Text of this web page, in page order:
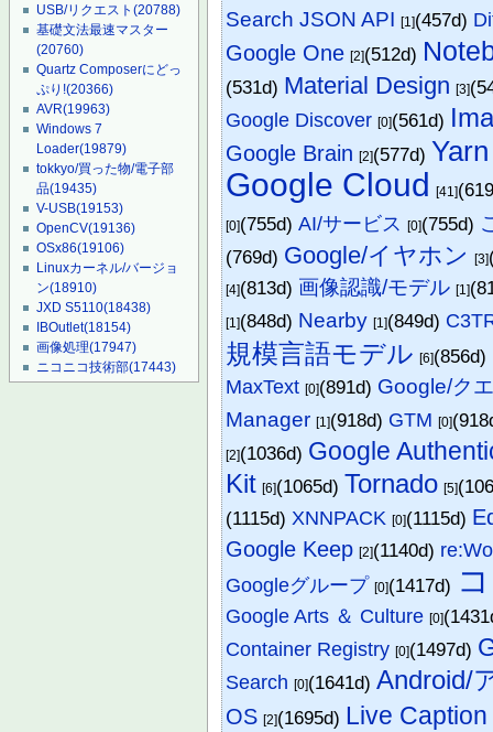
USB/リクエスト(20788)
基礎文法最速マスター
(20760)
Quartz Composerにどっ
ぷり!(20366)
AVR(19963)
Windows 7
Loader(19879)
tokkyo/買った物/電子部
品(19435)
V-USB(19153)
OpenCV(19136)
OSx86(19106)
Linuxカーネル/バージョ
ン(18910)
JXD S5110(18438)
IBOutlet(18154)
画像処理(17947)
ニコニコ技術部(17443)
Search JSON API [1](457d)
Google One [2](512d)
(531d) Material Design [3]
Google Discover [0](561d)
Google Brain [2](577d) Yarn
Google Cloud [41]
[0](755d)AI/サービス [0](755d)
(769d) Google/イヤホン [3]
[4](813d) 画像認識/モデル [1]
[1](848d) Nearby [1](849d)
規模言語モデル [6](856d)
MaxText [0](891d) Google/ク
Manager [1](918d) GTM [0]
[2](1036d) Google
Kit [6](1065d) Tornado [5]
(1115d)XNNPACK [0](1115d)
Google Keep [2](1140d)
Googleグループ [0](1417d)
Google Arts ＆ Culture [0]
Container Registry [0](1497d)
Search [0](1641d)Android/
OS [2](1695d) Live Caption